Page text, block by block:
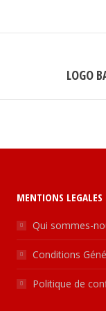
LOGO
MENTIONS LEGALES
Qui sommes-
Conditions
Politique de